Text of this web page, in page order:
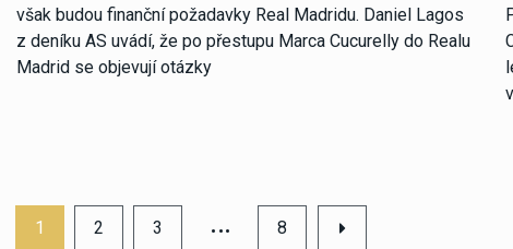
však budou finanční požadavky Real Madridu. Daniel Lagos
z deníku AS uvádí, že po přestupu Marca Cucurelly do Realu
Madrid se objevují otázky
1 2 3 … 8